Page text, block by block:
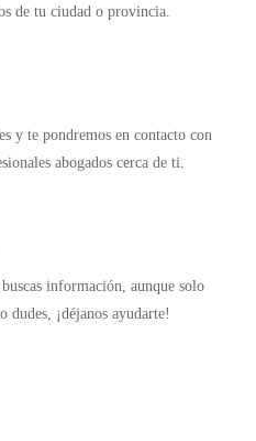
de tu ciudad o provincia.
y te pondremos en contacto con
abogados cerca de ti.
información, aunque solo
dudes, ¡déjanos ayudarte!